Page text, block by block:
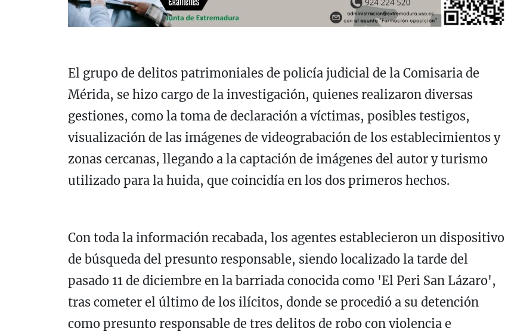
El grupo de delitos patrimoniales de policía judicial de la Comisaria de
Mérida, se hizo cargo de la investigación, quienes realizaron diversas
gestiones, como la toma de declaración a víctimas, posibles testigos,
visualización de las imágenes de videograbación de los establecimientos y
zonas cercanas, llegando a la captación de imágenes del autor y turismo
utilizado para la huida, que coincidía en los dos primeros hechos.
Con toda la información recabada, los agentes establecieron un dispositivo
de búsqueda del presunto responsable, siendo localizado la tarde del
pasado 11 de diciembre en la barriada conocida como 'El Peri San Lázaro',
tras cometer el último de los ilícitos, donde se procedió a su detención
como presunto responsable de tres delitos de robo con violencia e